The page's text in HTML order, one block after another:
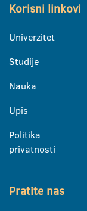
Korisni linkovi
Univerzitet
Studije
Nauka
Upis
Politika
privatnosti
Pratite nas